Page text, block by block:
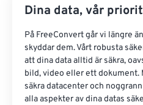
Dina data, vår
På FreeConvert går vi längre
skyddar dem. Vårt robusta
att dina data alltid är säkra,
bild, video eller ett dokument.
säkra datacenter och
alla aspekter av dina datas